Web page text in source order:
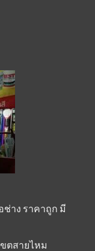
าง ราคาถูก มี
ตสายไหม